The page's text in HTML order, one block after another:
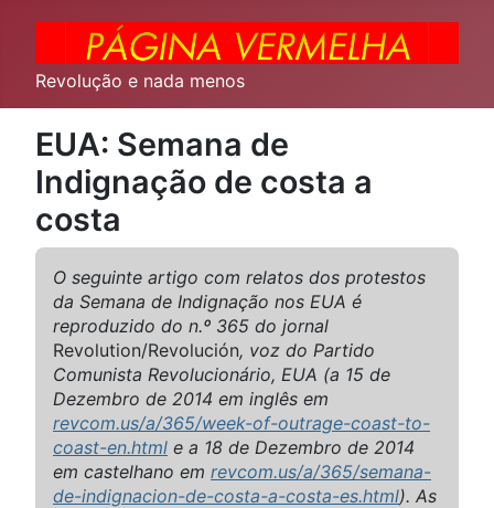
Revolução e nada menos
EUA: Semana de
Indignação de costa a
costa
O seguinte artigo com relatos dos protestos
da Semana de Indignação nos EUA é
reproduzido do n.º 365 do jornal
Revolution/Revolución, voz do Partido
Comunista Revolucionário, EUA (a 15 de
Dezembro de 2014 em inglês em
revcom.us/a/365/week-of-outrage-coast-to-
coast-en.html e a 18 de Dezembro de 2014
em castelhano em revcom.us/a/365/semana-
de-indignacion-de-costa-a-costa-es.html). As